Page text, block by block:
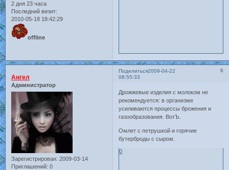
2 дня 23 часа
Последний визит:
2010-05-18 18:42:29
offline
Поделиться 6
2009-04-22
08:55:33
Ангел
Администратор
Зарегистрирован: 2009-03-14
Приглашений: 0
Дрожжевые изделия с молоком не
рекомендуется: в организме
усиливаются процессы брожения и
газообразования. ВотЪ.
Омлет с петрушкой и горячие
бутерброды с сыром.
0